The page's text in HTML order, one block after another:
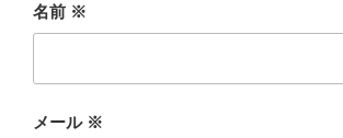
名前 ※
メール ※